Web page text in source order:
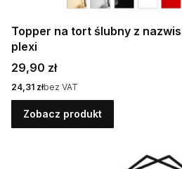
Topper na tort ślubny z
plexi
Cena
29,90 zł
Cena
24,31 złbez VAT
Zobacz produkt